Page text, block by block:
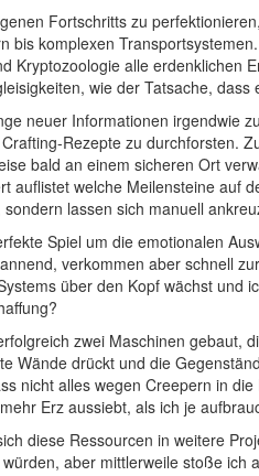
Fortschritts zu
bis komplexen
Kryptozoologie alle erdenklichen
wie der Tatsache,
neuer Informationen irgendwie
Rezepte zu durchforsten.
bald an einem sicheren Ort
auflistet welche Meilensteine auf
lassen sich manuell
Spiel um die emotionalen
verkommen aber schnell
über den Kopf wächst und
zwei Maschinen gebaut,
Wände drückt und die
nicht alles wegen Creepern in
Erz aussiebt, als ich je
diese Ressourcen in weitere
aber mittlerweile stoße ich